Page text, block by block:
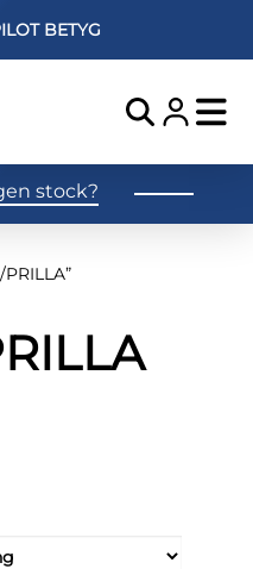
BETYG
stock?